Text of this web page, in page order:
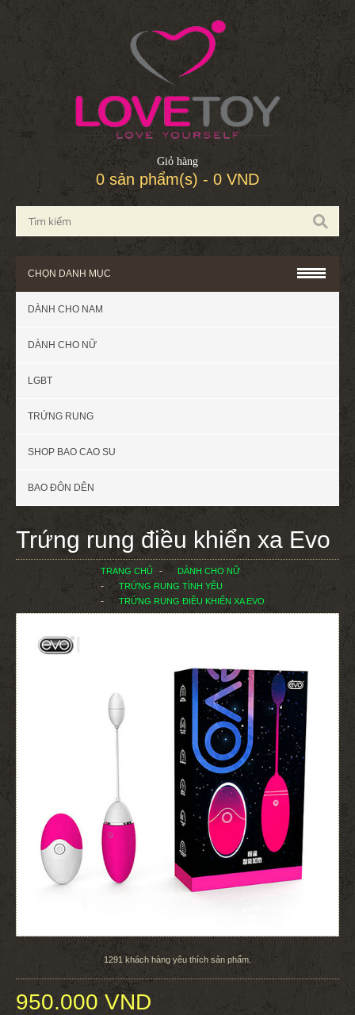
Giỏ hàng
0 sản phẩm(s) - 0 VND
CHỌN DANH MỤC
DÀNH CHO NAM
DÀNH CHO NỮ
LGBT
TRỨNG RUNG
SHOP BAO CAO SU
BAO ĐÔN DÊN
Trứng rung điều khiển xa Evo
TRANG CHỦ
DÀNH CHO NỮ
TRỨNG RUNG TÌNH YÊU
TRỨNG RUNG ĐIỀU KHIỂN XA EVO
1291 khách hàng yêu thích sản phẩm.
950.000 VND